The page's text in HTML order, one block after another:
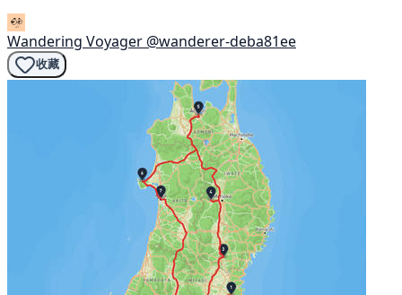
Wandering Voyager @wanderer-deba81ee
收藏